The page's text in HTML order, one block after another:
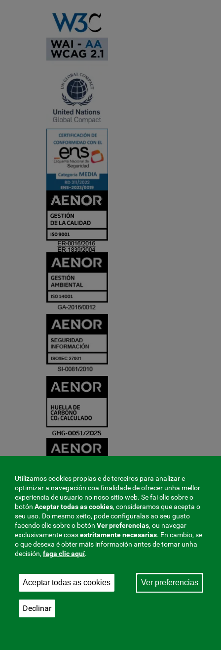
Utilizamos cookies propias e de terceiros para analizar e
optimizar a navegación coa finalidade de ofrecer unha mellor
experiencia de usuario no noso sitio web. Se fai clic sobre o
botón Aceptar todas as cookies, consideramos que acepta o
seu uso. Do mesmo xeito, pode configuralas ao seu gusto
facendo clic sobre o botón Ver preferencias, ou navegar
exclusivamente coasestritamentenecesarias. En cambio, se
o que desexa é obter máis información antes de tomar unha
decisión, faga clic aquí.
Aceptar todas as cookies Ver preferencias
Declinar